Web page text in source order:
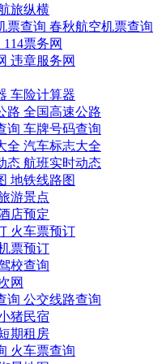
旅纵横
春秋航空机票查询
114票务网
违章服务网
车险计算器
全国高速公路
车牌号码查询
汽车标志大全
航班实时动态
地铁线路图
游景点
店预定
火车票预订
票预订
校查询
网
公交线路查询
猪民宿
期租房
火车票查询